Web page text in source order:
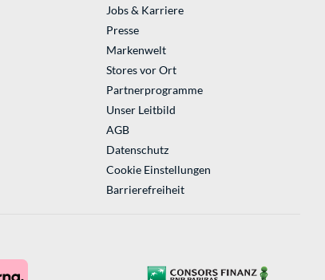
Jobs & Karriere
Presse
Markenwelt
Stores vor Ort
Partnerprogramme
Unser Leitbild
AGB
Datenschutz
Cookie Einstellungen
Barrierefreiheit